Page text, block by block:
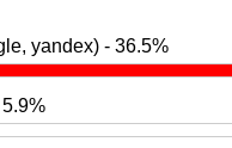
yandex) - 36.5%